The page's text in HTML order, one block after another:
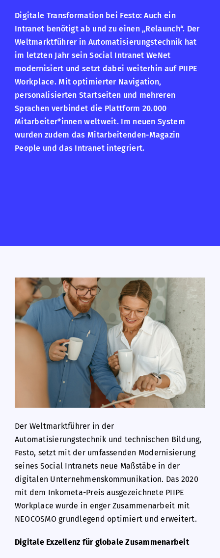
Digitale Transformation bei Festo: Auch ein
Intranet benötigt ab und zu einen „Relaunch“. Der
Weltmarktführer in Automatisierungstechnik hat
im letzten Jahr sein Social Intranet WeNet
modernisiert und setzt dabei weiterhin auf PIIPE
Workplace. Mit optimierter Navigation,
personalisierten Startseiten und mehreren
Sprachen verbindet die Plattform 20.000
Mitarbeiter*innen weltweit. Im neuen System
wurden zudem das Mitarbeitenden-Magazin
People und das Intranet integriert.
Der Weltmarktführer in der
Automatisierungstechnik und technischen Bildung,
Festo, setzt mit der umfassenden Modernisierung
seines Social Intranets neue Maßstäbe in der
digitalen Unternehmenskommunikation. Das 2020
mit dem Inkometa-Preis ausgezeichnete PIIPE
Workplace wurde in enger Zusammenarbeit mit
NEOCOSMO grundlegend optimiert und erweitert.
Digitale Exzellenz für globale Zusammenarbeit